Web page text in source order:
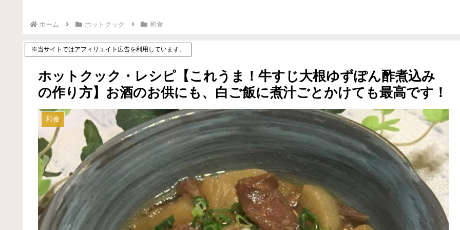
ホーム ホットクック 和食
※当サイトではアフィリエイト広告を利用しています。
ホットクック・レシピ【これうま！牛すじ大根ゆずぽん酢煮込み
の作り方】お酒のお供にも、白ご飯に煮汁ごとかけても最高です！
和食